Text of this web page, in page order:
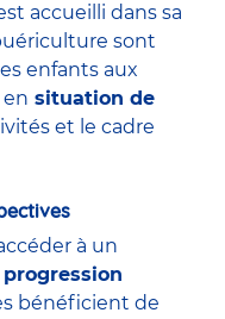
accueilli dans sa
sont
enfants aux
en situation de
et le cadre
à un
progression
bénéficient de